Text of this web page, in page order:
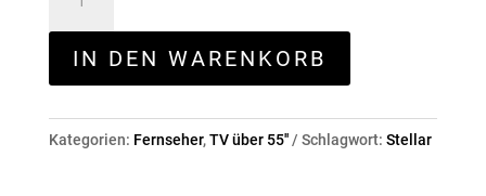
Menge
IN DEN WARENKORB
Kategorien: Fernseher,TV über 55'' Schlagwort: Stellar